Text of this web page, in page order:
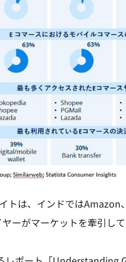
トは、インドでは
ーがマーケットを牽引し